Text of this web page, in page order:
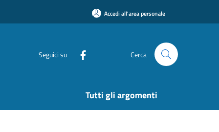
Accedi all'area personale
Seguici su Cerca
Tutti gli argomenti